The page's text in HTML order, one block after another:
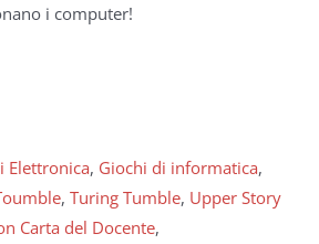
i computer!
Elettronica, Giochi di informatica,
, Turing Tumble, Upper Story
Carta del Docente,